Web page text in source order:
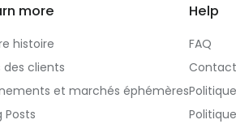
more
histoire
des clients
et marchés éphémères
Posts
Help
FAQ
Contact